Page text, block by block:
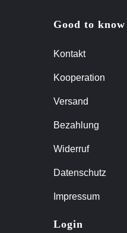
Good to know
Kontakt
Kooperation
Versand
Bezahlung
Widerruf
Datenschutz
Impressum
Login